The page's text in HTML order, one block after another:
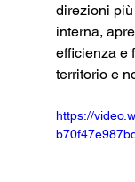
direzioni
interna,
efficienza e
territorio e
https://